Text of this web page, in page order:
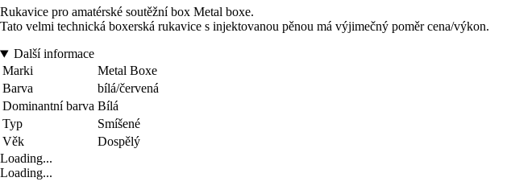
Rukavice pro amatérské soutěžní box Metal boxe.
Tato velmi technická boxerská rukavice s injektovanou pěnou má výjimečný poměr cena/výkon.
Další informace
Marki
Metal Boxe
Barva
bílá/červená
Dominantní barva Bílá
Typ
Smíšené
Věk
Dospělý
Loading...
Loading...